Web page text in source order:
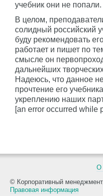
учебник они не попали.
В целом,
солидный российский
буду рекомендовать
работает и пишет по
смысле он
дальнейших
Надеюсь, что данное
прочтение его
укреплению наших
[an error occurred while
О
© Корпоративный
Правовая информация